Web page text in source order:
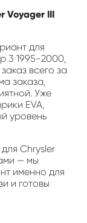
Voyager III
для
3 1995-2000,
всего за
заказа,
Уже
EVA,
уровень
Chrysler
— мы
именно для
и готовы